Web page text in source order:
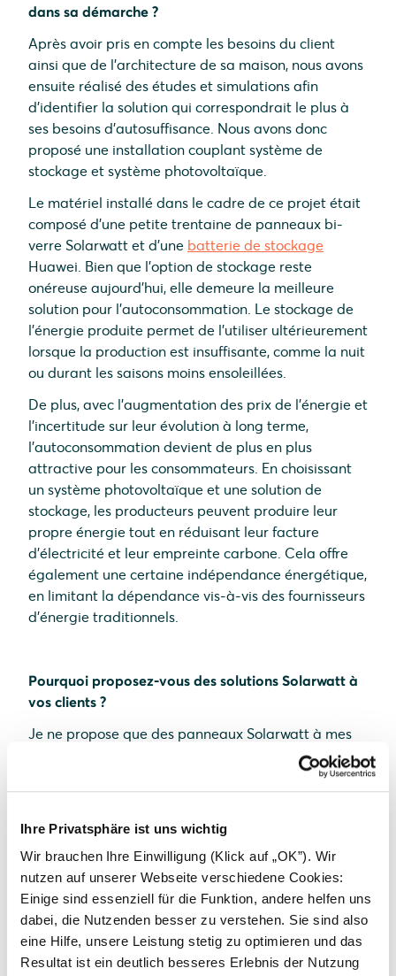
Ihre Privatsphäre ist uns wichtig
Wir brauchen Ihre Einwilligung (Klick auf „OK”). Wir
nutzen auf unserer Webseite verschiedene Cookies:
Einige sind essenziell für die Funktion, andere helfen uns
dabei, die Nutzenden besser zu verstehen. Sie sind also
eine Hilfe, unsere Leistung stetig zu optimieren und das
Resultat ist ein deutlich besseres Erlebnis der Nutzung
dans sa démarche ?
Après avoir pris en compte les besoins du client
ainsi que de l'architecture de sa maison, nous avons
ensuite réalisé des études et simulations afin
d'identifier la solution qui correspondrait le plus à
ses besoins d'autosuffisance. Nous avons donc
proposé une installation couplant système de
stockage et système photovoltaïque.
Le matériel installé dans le cadre de ce projet était
composé d'une petite trentaine de panneaux bi-
verre Solarwatt et d'une batterie de stockage
Huawei. Bien que l'option de stockage reste
onéreuse aujourd'hui, elle demeure la meilleure
solution pour l'autoconsommation. Le stockage de
l'énergie produite permet de l'utiliser ultérieurement
lorsque la production est insuffisante, comme la nuit
ou durant les saisons moins ensoleillées.
De plus, avec l'augmentation des prix de l'énergie et
l'incertitude sur leur évolution à long terme,
l'autoconsommation devient de plus en plus
attractive pour les consommateurs. En choisissant
un système photovoltaïque et une solution de
stockage, les producteurs peuvent produire leur
propre énergie tout en réduisant leur facture
d'électricité et leur empreinte carbone. Cela offre
également une certaine indépendance énergétique,
en limitant la dépendance vis-à-vis des fournisseurs
d'énergie traditionnels.
Pourquoi proposez-vous des solutions Solarwatt à
vos clients ?
Je ne propose que des panneaux Solarwatt à mes
clients ! De par leur fiabilité et leur durabilité, les
panneaux bi-verre garantissent des performances
sur le long terme. Les hautes garanties ainsi que la
que nous mettons en avant pour nos clients. C'est
rassurant pour le producteur de savoir que ses
panneaux sont garantis 30 ans produit et
performance.
Quelles étaient les spécificités techniques de